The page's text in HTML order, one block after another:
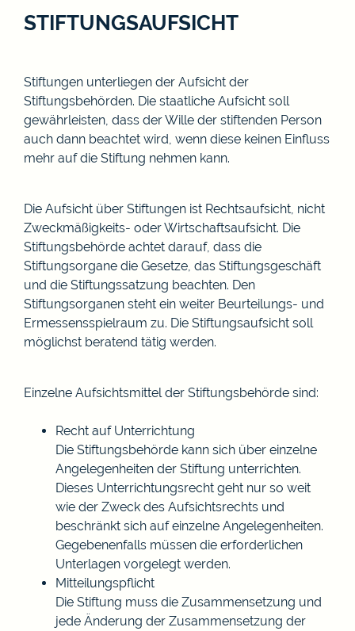
STIFTUNGSAUFSICHT
Stiftungen unterliegen der Aufsicht der
Stiftungsbehörden. Die staatliche Aufsicht soll
gewährleisten, dass der Wille der stiftenden Person
auch dann beachtet wird, wenn diese keinen Einfluss
mehr auf die Stiftung nehmen kann.
Die Aufsicht über Stiftungen ist Rechtsaufsicht, nicht
Zweckmäßigkeits- oder Wirtschaftsaufsicht. Die
Stiftungsbehörde achtet darauf, dass die
Stiftungsorgane die Gesetze, das Stiftungsgeschäft
und die Stiftungssatzung beachten. Den
Stiftungsorganen steht ein weiter Beurteilungs- und
Ermessensspielraum zu. Die Stiftungsaufsicht soll
möglichst beratend tätig werden.
Einzelne Aufsichtsmittel der Stiftungsbehörde sind:
Recht auf Unterrichtung
Die Stiftungsbehörde kann sich über einzelne
Angelegenheiten der Stiftung unterrichten.
Dieses Unterrichtungsrecht geht nur so weit
wie der Zweck des Aufsichtsrechts und
beschränkt sich auf einzelne Angelegenheiten.
Gegebenenfalls müssen die erforderlichen
Unterlagen vorgelegt werden.
Mitteilungspflicht
Die Stiftung muss die Zusammensetzung und
jede Änderung der Zusammensetzung der